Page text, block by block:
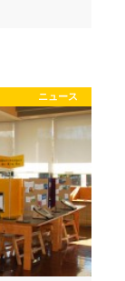
ニュース